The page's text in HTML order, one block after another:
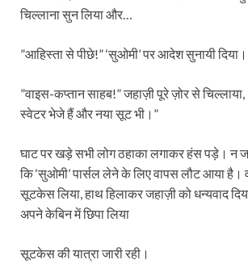
चिल्लाना सुन लिया और…
”आहिस्ता से पीछे!” ‘सुओमी’ पर आदेश सुनायी दिया।
”वाइस-कप्तान साहब!” जहाज़ी पूरे ज़ोर से
स्वेटर भेजे हैं और नया सूट भी।”
घाट पर खड़े सभी लोग ठहाका लगाकर हंस पड़े। न
कि ‘सुओमी’ पार्सल लेने के लिए वापस लौट आया है।
सूटकेस लिया, हाथ हिलाकर जहाज़ी को धन्यवाद
अपने केबिन में छिपा लिया
सूटकेस की यात्रा जारी रही।